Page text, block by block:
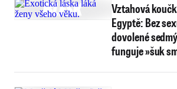
Vztahová
Egyptě: Bez
dovolené
funguje »šuk